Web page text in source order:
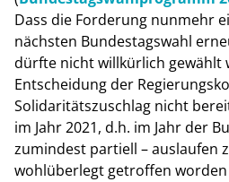
Dass die Forderung nunmehr
nächsten Bundestagswahl
dürfte nicht willkürlich gewählt
Entscheidung der
Solidaritätszuschlag nicht
im Jahr 2021, d.h. im Jahr der
zumindest partiell – auslaufen
wohlüberlegt getroffen worden